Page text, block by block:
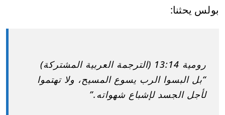
بولس يحثنا:
رومية 13:14 (الترجمة العربية المشتركة)
“بل البسوا الرب يسوع المسيح، ولا تهتموا
لأجل الجسد لإشباع شهواته.”